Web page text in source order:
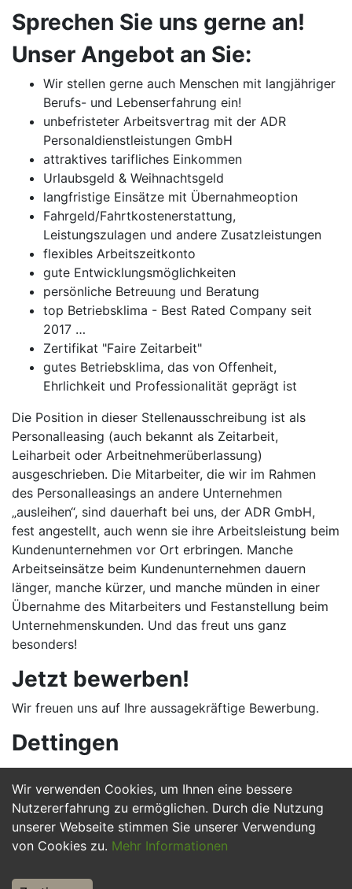
Wir verwenden Cookies, um Ihnen eine bessere
Nutzererfahrung zu ermöglichen. Durch die Nutzung
unserer Webseite stimmen Sie unserer Verwendung
von Cookies zu. Mehr Informationen
Sprechen Sie uns gerne an!
Unser Angebot an Sie:
Wir stellen gerne auch Menschen mit langjähriger
Berufs- und Lebenserfahrung ein!
unbefristeter Arbeitsvertrag mit der ADR
Personaldienstleistungen GmbH
attraktives tarifliches Einkommen
Urlaubsgeld & Weihnachtsgeld
langfristige Einsätze mit Übernahmeoption
Fahrgeld/Fahrtkostenerstattung,
Leistungszulagen und andere Zusatzleistungen
flexibles Arbeitszeitkonto
gute Entwicklungsmöglichkeiten
persönliche Betreuung und Beratung
top Betriebsklima - Best Rated Company seit
2017 …
Zertifikat "Faire Zeitarbeit"
gutes Betriebsklima, das von Offenheit,
Ehrlichkeit und Professionalität geprägt ist
Die Position in dieser Stellenausschreibung ist als
Personalleasing (auch bekannt als Zeitarbeit,
Leiharbeit oder Arbeitnehmerüberlassung)
ausgeschrieben. Die Mitarbeiter, die wir im Rahmen
des Personalleasings an andere Unternehmen
„ausleihen“, sind dauerhaft bei uns, der ADR GmbH,
fest angestellt, auch wenn sie ihre Arbeitsleistung beim
Kundenunternehmen vor Ort erbringen. Manche
Arbeitseinsätze beim Kundenunternehmen dauern
länger, manche kürzer, und manche münden in einer
Übernahme des Mitarbeiters und Festanstellung beim
Unternehmenskunden. Und das freut uns ganz
besonders!
Jetzt bewerben!
Wir freuen uns auf Ihre aussagekräftige Bewerbung.
Dettingen
Jetzt Bewerben